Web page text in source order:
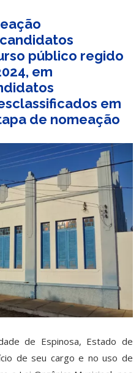
público regido
em
em
de nomeação
de Espinosa, Estado de
de seu cargo e no uso de